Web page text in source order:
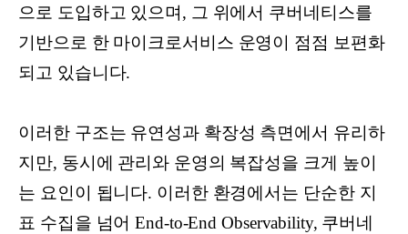
으로 도입하고 있으며, 그 위에서 쿠버네티스를
기반으로 한 마이크로서비스 운영이 점점 보편화
되고 있습니다.
이러한 구조는 유연성과 확장성 측면에서 유리하
지만, 동시에 관리와 운영의 복잡성을 크게 높이
는 요인이 됩니다. 이러한 환경에서는 단순한 지
표 수집을 넘어 End-to-End Observability, 쿠버네